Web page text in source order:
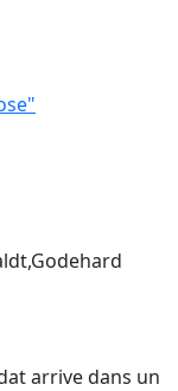
arrive dans un